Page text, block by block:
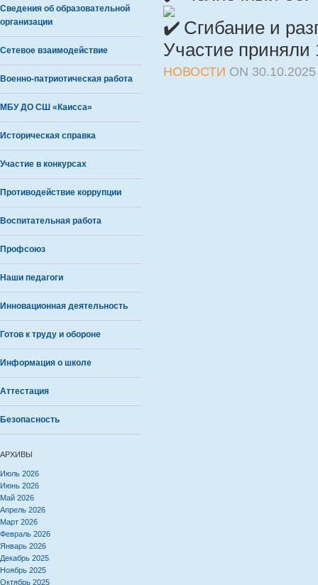
Сведения об образовательной
организации
Сетевое взаимодействие
Военно-патриотическая работа
МБУ ДО СШ «Каисса»
Историческая справка
Участие в конкурсах
Противодействие коррупции
Воспитательная работа
Профсоюз
Наши педагоги
Инновационная деятельность
Готов к труду и обороне
Информация о школе
Аттестация
Безопасность
АРХИВЫ
Июль 2026
Июнь 2026
Май 2026
Апрель 2026
Март 2026
Февраль 2026
Январь 2026
Декабрь 2025
Ноябрь 2025
Октябрь 2025
Сгибание и
Участие приняли
НОВОСТИ ON 30.10.2025